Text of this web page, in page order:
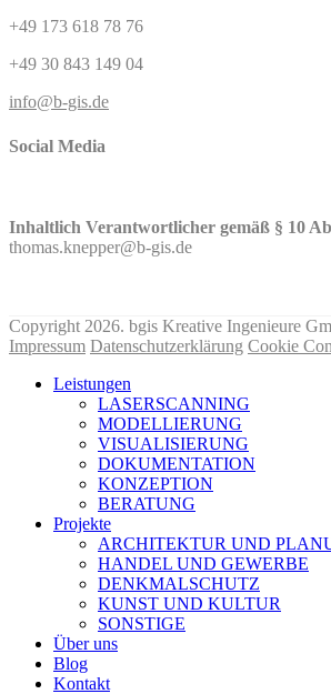
+49 173 618 78 76
+49 30 843 149 04
info@b-gis.de
Social Media
Inhaltlich Verantwortlicher gemäß § 10
thomas.knepper@b-gis.de
Copyright 2026. bgis Kreative Ingenieure
Impressum Datenschutzerklärung Cookie
Leistungen
LASERSCANNING
MODELLIERUNG
VISUALISIERUNG
DOKUMENTATION
KONZEPTION
BERATUNG
Projekte
ARCHITEKTUR UND
HANDEL UND GEWERBE
DENKMALSCHUTZ
KUNST UND KULTUR
SONSTIGE
Über uns
Blog
Kontakt